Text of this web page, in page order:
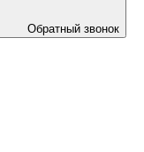
Обратный звонок